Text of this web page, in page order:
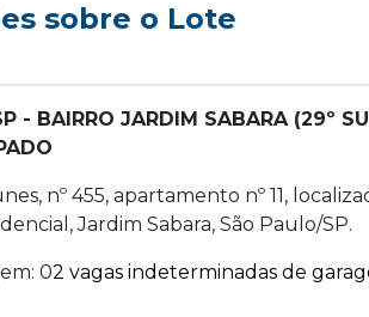
sobre o Lote
- BAIRRO JARDIM SABARA (29º
nº 455, apartamento nº 11,
Jardim Sabara, São Paulo/SP.
02 vagas indeterminadas de